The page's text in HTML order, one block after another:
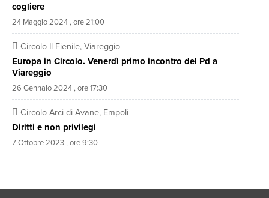
la
disponibilità ad avviare un percorso programmatico per una
coalizione
di centro sinistra e convocheremo anche la segreteria
regionale per
stabilire assieme le tappe di questo percorso, mantenendo
lo spirito
unitario con cui abbiamo operato negli ultimi mesi in cui
abbiamo
condiviso ogni passaggio.
cogliere
24 Maggio 2024 , ore 21:00
Circolo Il Fienile, Viareggio
Europa in Circolo. Venerdì primo incontro del Pd a
Viareggio
26 Gennaio 2024 , ore 17:30
Circolo Arci di Avane, Empoli
Diritti e non privilegi
7 Ottobre 2023 , ore 9:30